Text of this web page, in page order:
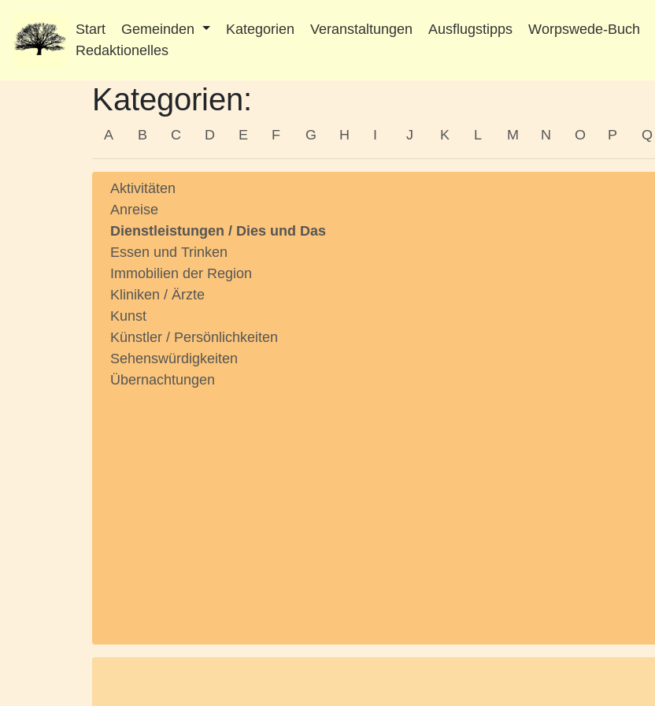
Start Gemeinden Kategorien Veranstaltungen Ausflugstipps Worpswede-Buch
Redaktionelles
Kategorien:
A B C D E F G H I J K L M N O P Q
Aktivitäten
Anreise
Dienstleistungen / Dies und Das
Essen und Trinken
Immobilien der Region
Kliniken / Ärzte
Kunst
Künstler / Persönlichkeiten
Sehenswürdigkeiten
Übernachtungen